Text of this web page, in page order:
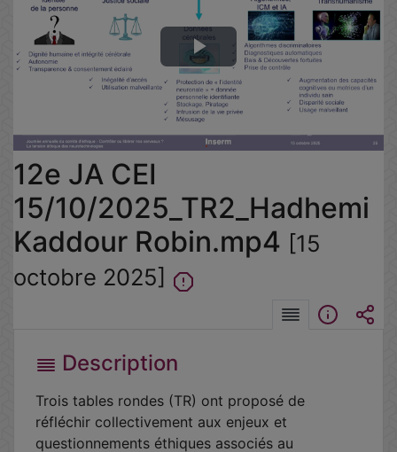
Lire
la
vidéo
12e JA CEI
15/10/2025_TR2_Hadhemi
Kaddour Robin.mp4 [15
octobre 2025]
Description
Trois tables rondes (TR) ont proposé de
réfléchir collectivement aux enjeux et
questionnements éthiques associés au